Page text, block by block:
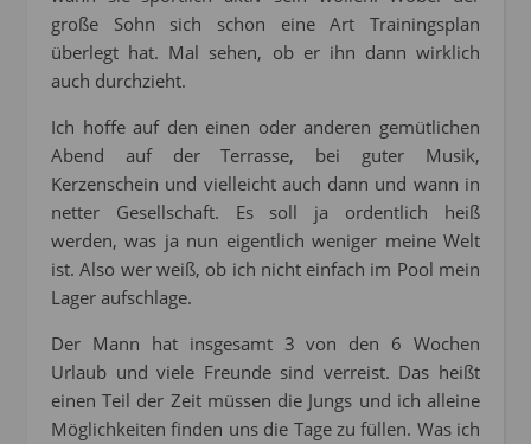
große Sohn sich schon eine Art Trainingsplan
überlegt hat. Mal sehen, ob er ihn dann wirklich
auch durchzieht.
Ich hoffe auf den einen oder anderen gemütlichen
Abend auf der Terrasse, bei guter Musik,
Kerzenschein und vielleicht auch dann und wann in
netter Gesellschaft. Es soll ja ordentlich heiß
werden, was ja nun eigentlich weniger meine Welt
ist. Also wer weiß, ob ich nicht einfach im Pool mein
Lager aufschlage.
Der Mann hat insgesamt 3 von den 6 Wochen
Urlaub und viele Freunde sind verreist. Das heißt
einen Teil der Zeit müssen die Jungs und ich alleine
Möglichkeiten finden uns die Tage zu füllen. Was ich